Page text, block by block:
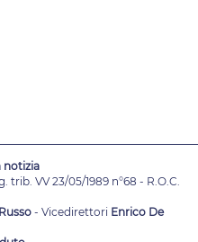
notizia
VV 23/05/1989 n°68 - R.O.C.
- Vicedirettori Enrico De